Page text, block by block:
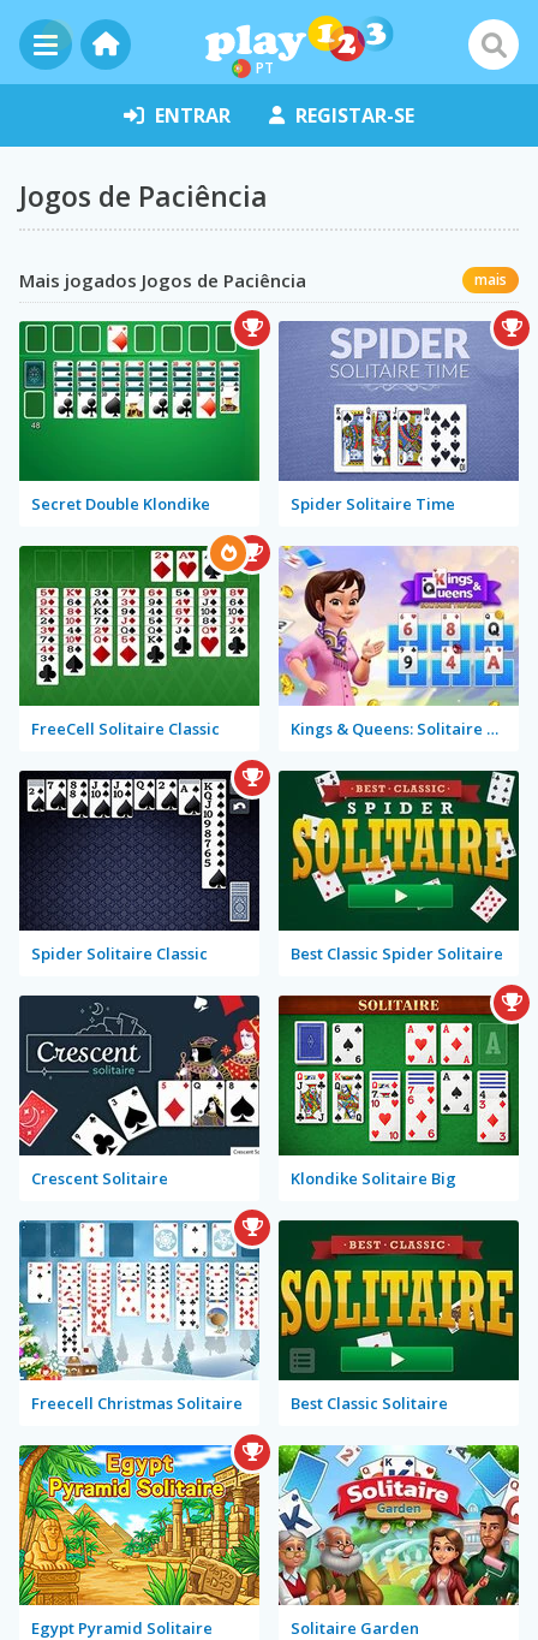
PT
ENTRAR REGISTAR-SE
Jogos de Paciência
Mais jogados Jogos de Paciência mais
Secret Double Klondike Spider Solitaire Time
FreeCell Solitaire Classic Kings & Queens: Solitaire Tripeaks
Spider Solitaire Classic Best Classic Spider Solitaire
Crescent Solitaire Klondike Solitaire Big
Freecell Christmas Solitaire Best Classic Solitaire
Egypt Pyramid Solitaire Solitaire Garden